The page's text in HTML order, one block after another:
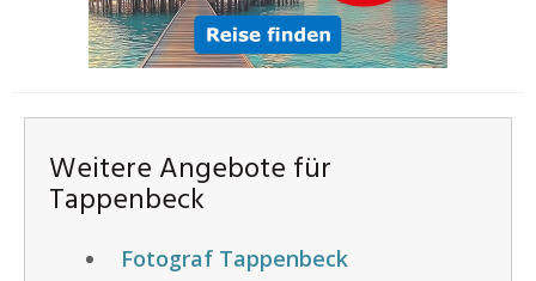
Weitere Angebote für
Tappenbeck
Fotograf Tappenbeck